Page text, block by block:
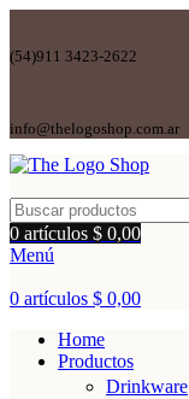
(54)911 3423-2622
info@thelogoshop.com.ar
0 artículos $ 0,00
Menú
0 artículos $ 0,00
Home
Productos
Drinkware